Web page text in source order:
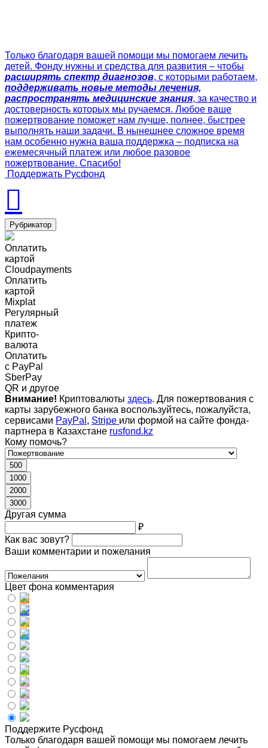
Только благодаря вашей помощи мы помогаем лечить
детей. Фонду нужны и средства для развития – чтобы
расширять спектр диагнозов, с которыми работаем,
поддерживать новые методы лечения,
распространять медицинские знания, за качество и
достоверность которых мы ручаемся. Любое ваше
пожертвование поможет нам лучше, полнее, быстрее
выполнять наши задачи. В нынешнее сложное время
нам особенно нужна ваша поддержка – подписка на
ежемесячный платеж или любое разовое
пожертвование. Спасибо!
Поддержать Русфонд
Рубрикатор
Оплатить
картой
Cloudpayments
Оплатить
картой
Mixplat
Регулярный
платеж
Крипто-
валюта
Оплатить
c PayPal
SberPay
QR и другое
Внимание! Криптовалюты здесь. Для пожертвования с
карты зарубежного банка воспользуйтесь, пожалуйста,
сервисами PayPal , Stripe или формой на сайте фонда-
партнера в Казахстане rusfond.kz
Кому помочь?
500
1000
2000
3000
Другая сумма
₽
Как вас зовут?
Ваши комментарии и пожелания
Цвет фона комментария
Поддержите Русфонд
Только благодаря вашей помощи мы помогаем лечить